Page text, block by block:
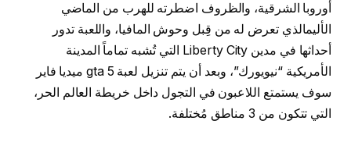
أوروبا الشرقية، والظروف اضطرته للهرب من الماضي
الأليمالذي تعرض له من قِبل وحوش المافيا، واللعبة تدور
أحداثها في مدين Liberty City التي تُشبه تماماً المدينة
الأمريكية “نيويورك”، وبعد أن يتم تنزيل لعبة gta 5 ميديا فاير
سوف يستمتع اللاعبون في التجول داخل خريطة العالم الحر،
التي تتكون من 3 مناطق مُختلفة.